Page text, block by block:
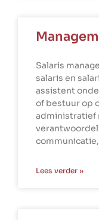
Salaris
salaris en
assistent
of bestuur op
administratief
Lees verder »